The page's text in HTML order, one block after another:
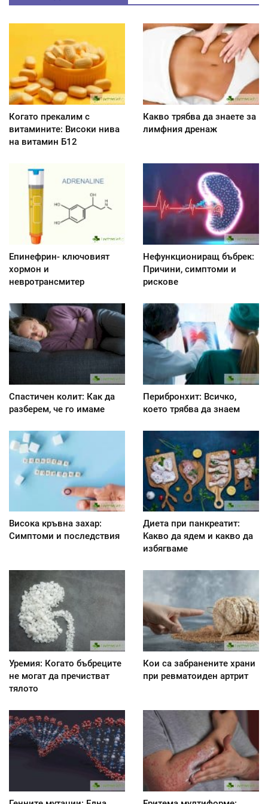
Когато прекалим с
витамините: Високи нива
на витамин Б12
Какво трябва да знаете за
лимфния дренаж
Епинефрин- ключовият
хормон и
невротрансмитер
Нефункциониращ бъбрек:
Причини, симптоми и
рискове
Спастичен колит: Как да
разберем, че го имаме
Перибронхит: Всичко,
което трябва да знаем
Висока кръвна захар:
Симптоми и последствия
Диета при панкреатит:
Kакво да ядем и какво да
избягваме
Уремия: Когато бъбреците
не могат да пречистват
тялото
Кои са забранените храни
при ревматоиден артрит